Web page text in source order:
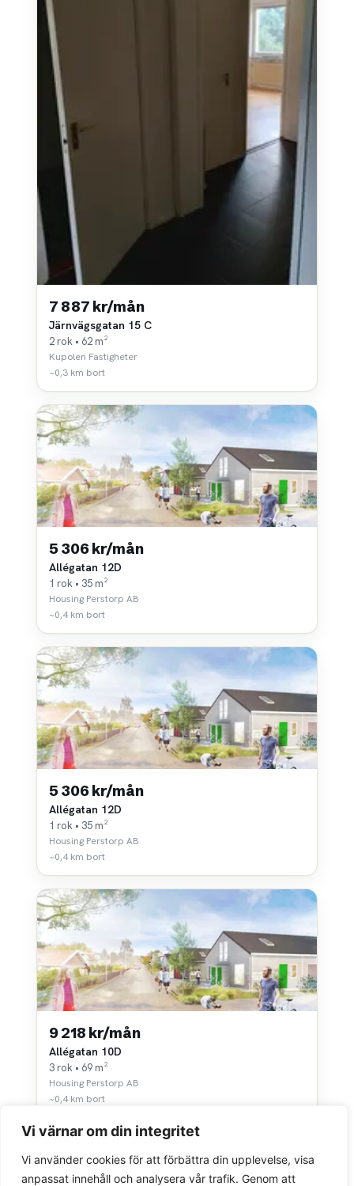
Vi värnar om din integritet
Vi använder cookies för att förbättra din upplevelse, visa
anpassat innehåll och analysera vår trafik. Genom att
7 887 kr/mån
Järnvägsgatan 15 C
2 rok • 62 m²
Kupolen Fastigheter
~0,3 km bort
5 306 kr/mån
Allégatan 12D
1 rok • 35 m²
Housing Perstorp AB
~0,4 km bort
5 306 kr/mån
Allégatan 12D
1 rok • 35 m²
Housing Perstorp AB
~0,4 km bort
9 218 kr/mån
Allégatan 10D
3 rok • 69 m²
Housing Perstorp AB
~0,4 km bort